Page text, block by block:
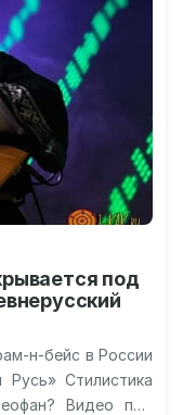
под
н-бейс в России
Стилистика
Видео про